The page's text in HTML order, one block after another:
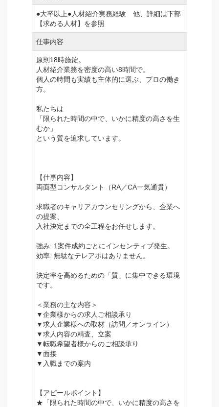
●大卒以上●人材紹介実務経験 他、詳細は下部
【求める人材】を参照
仕事内容
原則18時施錠。
人材紹介業務を密度の高い8時間で。
個人の時間も実績も主体的に選ぶ、プロの働き
方。
私たちは
「限られた時間の中で、いかに精度の高さを生
むか」
という質を追求しています。
【仕事内容】
両面型コンサルタント（RA／CA一気通貫）
求職者のキャリアカウンセリングから、企業へ
の提案、
入社決定までの全工程をお任せします。
強み: 1案件成約ごとにインセンティブ発生。
効率: 無駄なテレアポはありません。
決定率を高めるための「質」に集中できる環境
です。
＜業務の主な内容＞
▼企業様からの求人ご相談承り
▼求人企業様への取材（訪問／オンライン）
▼求人内容の精査、立案
▼転職希望者様からのご相談承り
▼面接
▼入職までの案内
【アピールポイント】
★「限られた時間の中で、いかに精度の高さを